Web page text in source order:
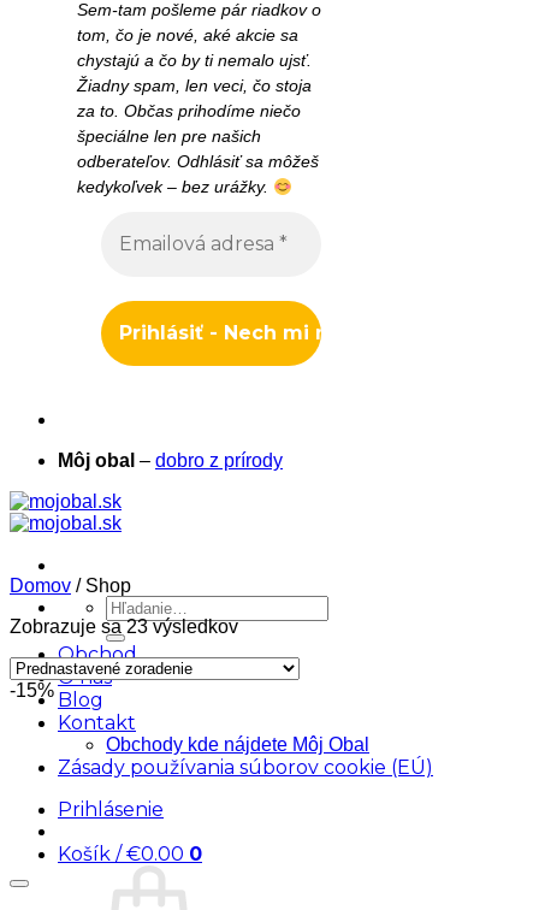
Sem-tam pošleme pár riadkov o
tom, čo je nové, aké akcie sa
chystajú a čo by ti nemalo ujsť.
Žiadny spam, len veci, čo stoja
za to. Občas prihodíme niečo
špeciálne len pre našich
odberateľov. Odhlásiť sa môžeš
kedykoľvek – bez urážky.
Môj obal – dobro z prírody
Hľadať:
Obchod
O nás
Blog
Kontakt
Obchody kde nájdete Môj Obal
Zásady používania súborov cookie (EÚ)
Prihlásenie
Košík /€0.00 0
Domov /Shop
Zobrazuje sa 23 výsledkov
-15%